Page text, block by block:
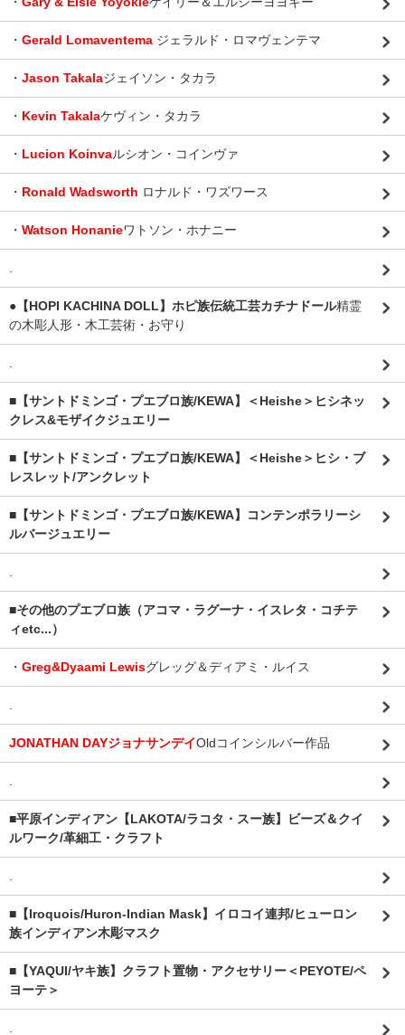
・ Gerald Lomaventema ジェラルド・ロマヴェンテマ
・ Jason Takalaジェイソン・タカラ
・ Kevin Takalaケヴィン・タカラ
・ Lucion Koinvaルシオン・コインヴァ
・ Ronald Wadsworth ロナルド・ワズワース
・ Watson Honanieワトソン・ホナニー
.
●【HOPI KACHINA DOLL】ホピ族伝統工芸カチナドール精霊
の木彫人形・木工芸術・お守り
.
■【サントドミンゴ・プエブロ族/KEWA】＜Heishe＞ヒシネッ
クレス&モザイクジュエリー
■【サントドミンゴ・プエブロ族/KEWA】＜Heishe＞ヒシ・ブ
レスレット/アンクレット
■【サントドミンゴ・プエブロ族/KEWA】コンテンポラリーシ
ルバージュエリー
.
■その他のプエブロ族（アコマ・ラグーナ・イスレタ・コチテ
ィetc...）
・ Greg&Dyaami Lewisグレッグ＆ディアミ・ルイス
.
JONATHAN DAYジョナサンデイOldコインシルバー作品
.
■平原インディアン【LAKOTA/ラコタ・スー族】ビーズ＆クイ
ルワーク/革細工・クラフト
.
■【Iroquois/Huron-Indian Mask】イロコイ連邦/ヒューロン
族インディアン木彫マスク
■【YAQUI/ヤキ族】クラフト置物・アクセサリー＜PEYOTE/ペ
ヨーテ＞
.